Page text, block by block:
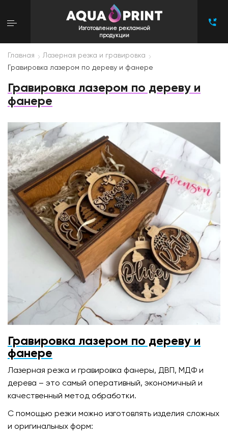
Изготовление рекламной
продукции
Главная
Лазерная резка и гравировка
Гравировка лазером по дереву и фанере
Гравировка лазером по дереву и
фанере
Гравировка лазером по дереву и
фанере
Лазерная резка и гравировка фанеры, ДВП, МДФ и
дерева – это самый оперативный, экономичный и
качественный метод обработки.
С помощью резки можно изготовлять изделия сложных
и оригинальных форм: